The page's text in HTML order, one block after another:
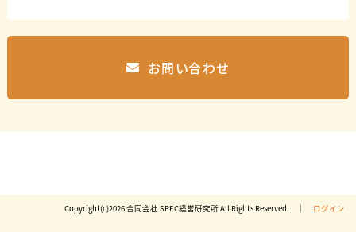
お問い合わせ
Copyright(c)2026 合同会社 SPEC経営研究所 All Rights Reserved. │ ログイン